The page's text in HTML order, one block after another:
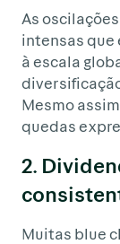
As
intensas que
à escala
Mesmo
quedas
2.
Muitas blue